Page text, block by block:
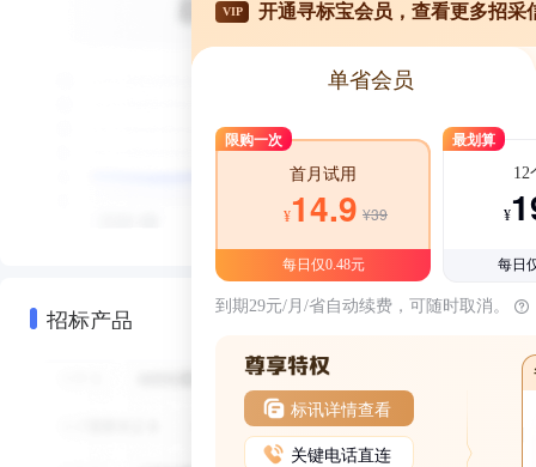
招标产品
VIP 开通寻标宝会员，查看更多招采
单省会员
限购一次
首月试用
¥14.9 ¥39
每日仅0.48元
最划算
12
¥
每日
到期29元/月/省自动续费，可随时取消。
标讯详情查看
关键电话直连